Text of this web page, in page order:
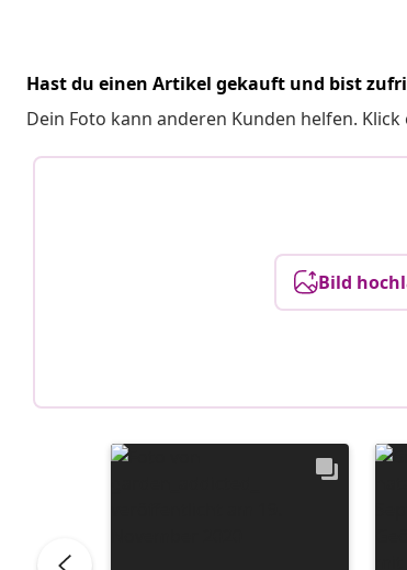
Hast du einen Artikel gekauft und bist
Dein Foto kann anderen Kunden helfen.
Bild